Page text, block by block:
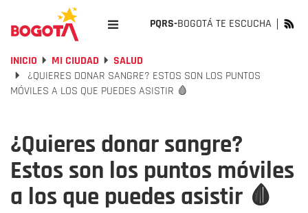
PQRS-BOGOTÁ TE ESCUCHA
INICIO MI CIUDAD
SALUD
¿QUIERES DONAR SANGRE? ESTOS SON LOS PUNTOS
MÓVILES A LOS QUE PUEDES ASISTIR 🩸
¿Quieres donar sangre?
Estos son los puntos móviles
a los que puedes asistir 🩸